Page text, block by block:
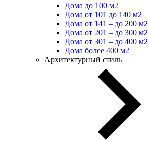
Дома до 100 м2
Дома от 101 до 140 м2
Дома от 141 – до 200 м2
Дома от 201 – до 300 м2
Дома от 301 – до 400 м2
Дома более 400 м2
Архитектурный стиль